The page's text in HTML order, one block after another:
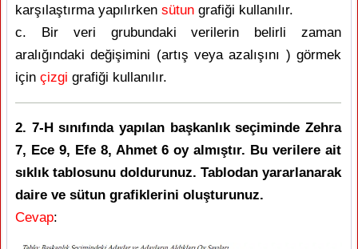
karşılaştırma yapılırken sütun grafiği kullanılır.
c. Bir veri grubundaki verilerin belirli zaman
aralığındaki değişimini (artış veya azalışını ) görmek
için çizgi grafiği kullanılır.
2. 7-H sınıfında yapılan başkanlık seçiminde Zehra
7, Ece 9, Efe 8, Ahmet 6 oy almıştır. Bu verilere ait
sıklık tablosunu doldurunuz. Tablodan yararlanarak
daire ve sütun grafiklerini oluşturunuz.
Cevap: